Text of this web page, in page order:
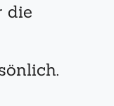
die